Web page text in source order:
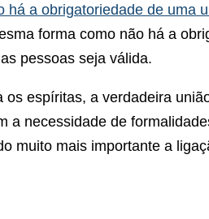
há a obrigatoriedade de uma
forma como não há a
pessoas seja válida.
os espíritas, a verdadeira
a necessidade de
muito mais importante a